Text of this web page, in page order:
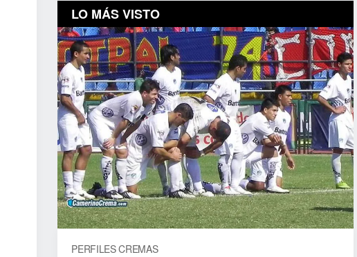
LO MÁS VISTO
PERFILES CREMAS